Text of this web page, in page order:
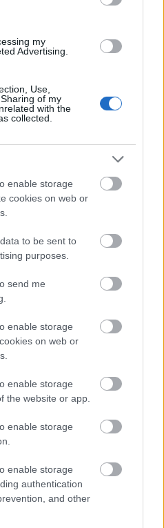
my
Advertising.
Use,
of my
with the
collected.
enable storage
cookies on web or
to be sent to
purposes.
send me
enable storage
on web or
enable storage
the website or app.
enable storage
enable storage
authentication
and other
οι συναναστροφές
σε βάρος του
μόδας,Peter Nygård
κορίτσια, ηλικίας 14 και
Μπαχάμες, στην οποία